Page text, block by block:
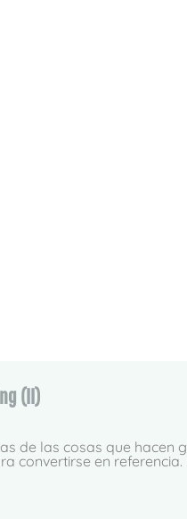
(II)
de las cosas que hacen
convertirse en